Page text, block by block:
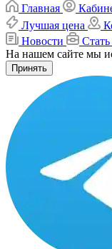
Главная
Лучшая цена
Новости
На нашем сайте мы
Принять